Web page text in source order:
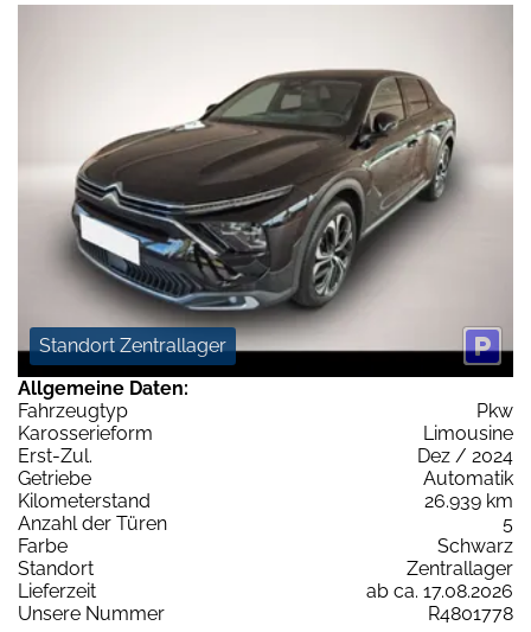
Standort Zentrallager
Allgemeine Daten:
Fahrzeugtyp
Pkw
Karosserieform
Limousine
Erst-Zul.
Dez / 2024
Getriebe
Automatik
Kilometerstand
26.939 km
Anzahl der Türen
5
Farbe
Schwarz
Standort
Zentrallager
Lieferzeit
ab ca. 17.08.2026
Unsere Nummer
R4801778